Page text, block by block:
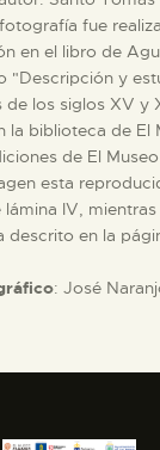
fue
en el libro de
"Descripción y
de los siglos XV y
la biblioteca de El
de El
esta
IV, mientras
descrito en la
: José